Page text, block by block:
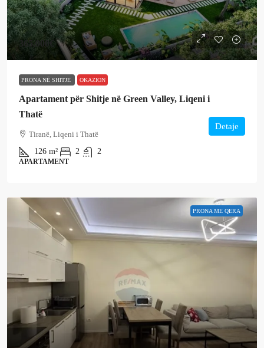
365,000€
PRONA NË SHITJE OKAZION
Apartament për Shitje në Green Valley, Liqeni i
Thatë
Tiranë, Liqeni i Thatë
126 m² 2 2
APARTAMENT
Detaje
PRONA ME QERA